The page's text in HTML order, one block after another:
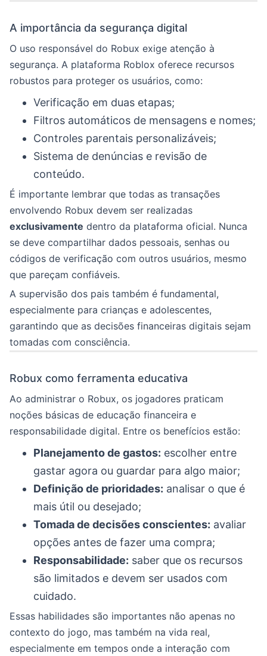
A importância da segurança digital
O uso responsável do Robux exige atenção à
segurança. A plataforma Roblox oferece recursos
robustos para proteger os usuários, como:
Verificação em duas etapas;
Filtros automáticos de mensagens e nomes;
Controles parentais personalizáveis;
Sistema de denúncias e revisão de
conteúdo.
É importante lembrar que todas as transações
envolvendo Robux devem ser realizadas
exclusivamente dentro da plataforma oficial. Nunca
se deve compartilhar dados pessoais, senhas ou
códigos de verificação com outros usuários, mesmo
que pareçam confiáveis.
A supervisão dos pais também é fundamental,
especialmente para crianças e adolescentes,
garantindo que as decisões financeiras digitais sejam
tomadas com consciência.
Robux como ferramenta educativa
Ao administrar o Robux, os jogadores praticam
noções básicas de educação financeira e
responsabilidade digital. Entre os benefícios estão:
Planejamento de gastos: escolher entre
gastar agora ou guardar para algo maior;
Definição de prioridades: analisar o que é
mais útil ou desejado;
Tomada de decisões conscientes: avaliar
opções antes de fazer uma compra;
Responsabilidade: saber que os recursos
são limitados e devem ser usados com
cuidado.
Essas habilidades são importantes não apenas no
contexto do jogo, mas também na vida real,
especialmente em tempos onde a interação com